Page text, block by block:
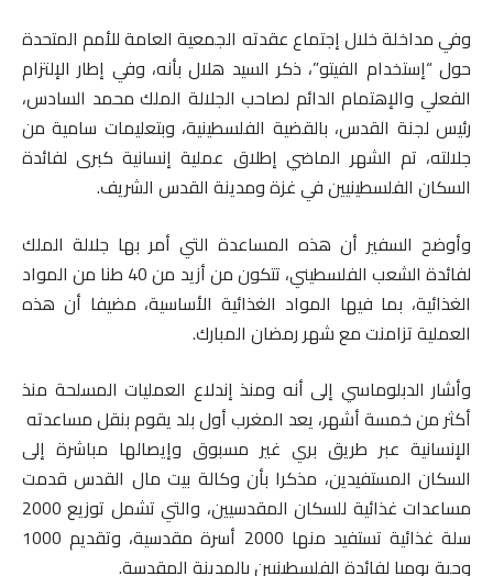
وفي مداخلة خلال إجتماع عقدته الجمعية العامة للأمم المتحدة
حول “إستخدام الفيتو”، ذكر السيد هلال بأنه، وفي إطار الإلتزام
الفعلي والإهتمام الدائم لصاحب الجلالة الملك محمد السادس،
رئيس لجنة القدس، بالقضية الفلسطينية، وبتعليمات سامية من
جلالته، تم الشهر الماضي إطلاق عملية إنسانية كبرى لفائدة
السكان الفلسطينيين في غزة ومدينة القدس الشريف.
وأوضح السفير أن هذه المساعدة التي أمر بها جلالة الملك
لفائدة الشعب الفلسطيني، تتكون من أزيد من 40 طنا من المواد
الغذائية، بما فيها المواد الغذائية الأساسية، مضيفا أن هذه
العملية تزامنت مع شهر رمضان المبارك.
وأشار الدبلوماسي إلى أنه ومنذ إندلاع العمليات المسلحة منذ
أكثر من خمسة أشهر، يعد المغرب أول بلد يقوم بنقل مساعدته
الإنسانية عبر طريق بري غير مسبوق وإيصالها مباشرة إلى
السكان المستفيدين، مذكرا بأن وكالة بيت مال القدس قدمت
مساعدات غذائية للسكان المقدسيين، والتي تشمل توزيع 2000
سلة غذائية تستفيد منها 2000 أسرة مقدسية، وتقديم 1000
وجبة يوميا لفائدة الفلسطينيين بالمدينة المقدسة.